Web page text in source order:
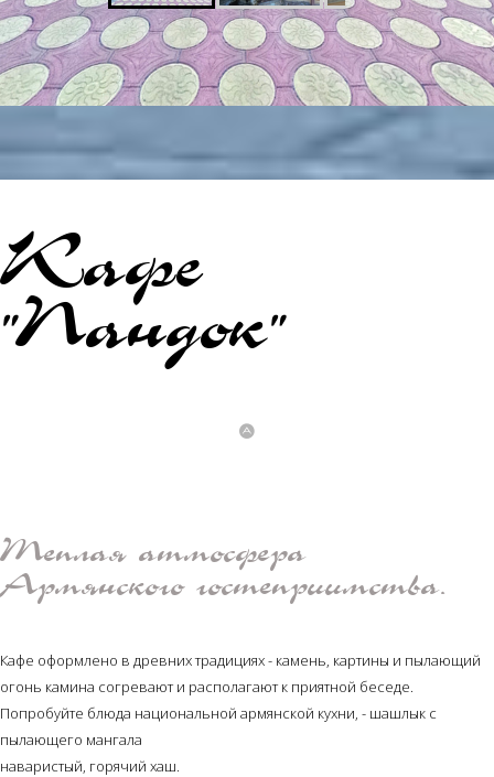
Кафе
"Пандок"
Теплая атмосфера
Армянского гостеприимства.
Кафе оформлено в древних традициях - камень, картины и пылающий
огонь камина согревают и располагают к приятной беседе.
Попробуйте блюда национальной армянской кухни, - шашлык с
пылающего мангала
наваристый, горячий хаш.